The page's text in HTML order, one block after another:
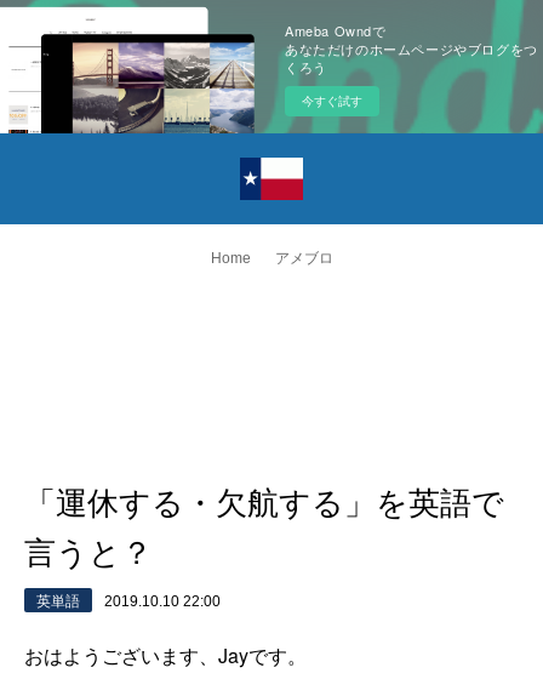
Ameba Owndで
あなただけのホームページやブログをつ
くろう
今すぐ試す
Home アメブロ
「運休する・欠航する」を英語で
言うと？
英単語 2019.10.10 22:00
おはようございます、Jayです。